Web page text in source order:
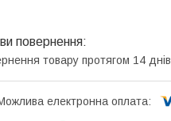
товару протягом 14 днів